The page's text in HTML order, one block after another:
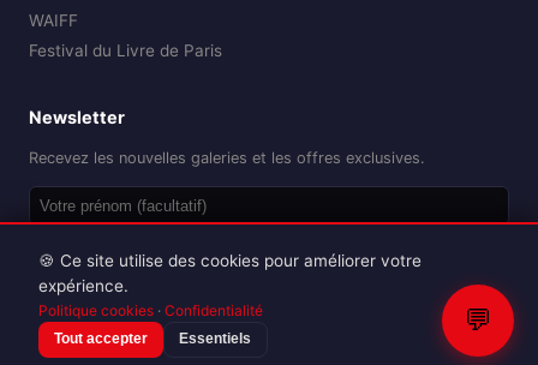
WAIFF
Festival du Livre de Paris
Newsletter
Recevez les nouvelles galeries et les offres exclusives.
Reproduction interdite sans autorisation.
💬
🍪 Ce site utilise des cookies pour améliorer votre
expérience.
Politique cookies · Confidentialité
Tout accepter Essentiels